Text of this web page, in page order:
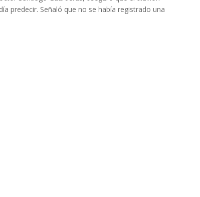
predecir. Señaló que no se había registrado una